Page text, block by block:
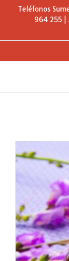
SaltarTeléfonos
964 255 |